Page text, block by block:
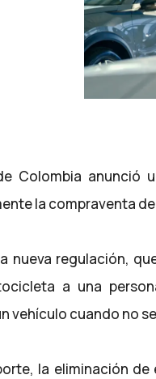
Colombia
la compraventa
nueva regulación,
a una
vehículo cuando no
la eliminación